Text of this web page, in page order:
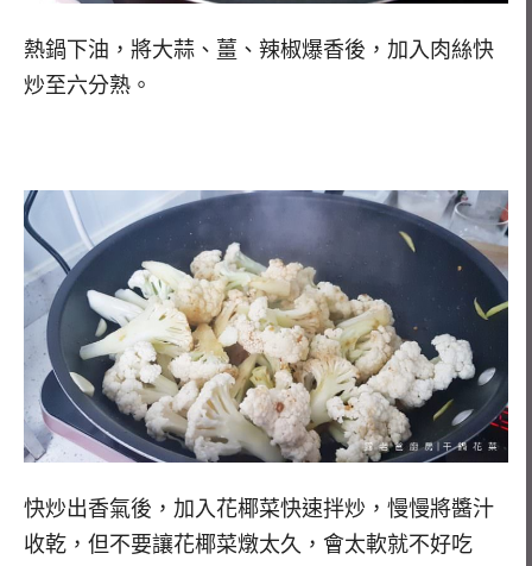
熱鍋下油，將大蒜、薑、辣椒爆香後，加入肉絲快
炒至六分熟。
快炒出香氣後，加入花椰菜快速拌炒，慢慢將醬汁
收乾，但不要讓花椰菜燉太久，會太軟就不好吃